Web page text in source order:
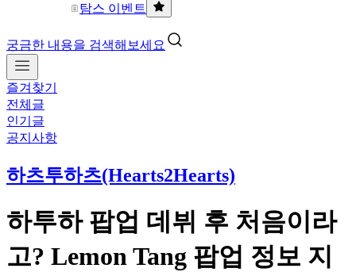
탐스 이벤트
궁금한 내용을 검색해보세요
즐겨찾기
전체글
인기글
공지사항
하츠투하츠(Hearts2Hearts)
하투하 팝업 데뷔 후 처음이라
고? Lemon Tang 팝업 정보 지